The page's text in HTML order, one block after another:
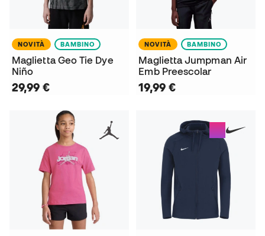
NOVITÀ BAMBINO
Maglietta Geo Tie Dye
Niño
29,99 €
NOVITÀ BAMBINO
Maglietta Jumpman Air
Emb Preescolar
19,99 €